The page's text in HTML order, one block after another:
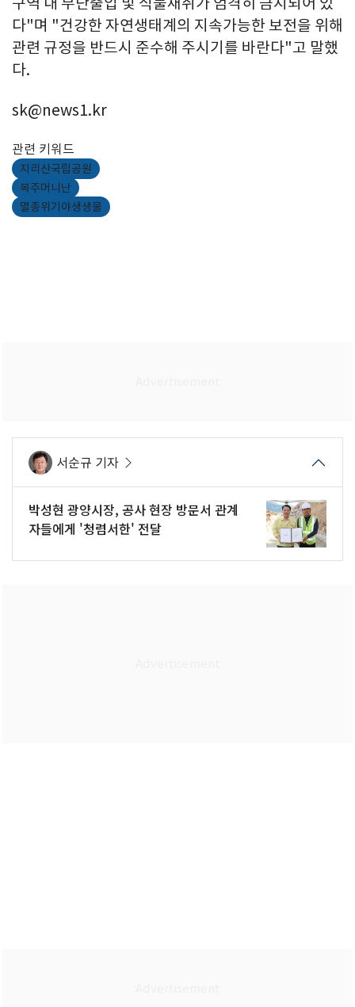
다"며 "건강한 자연생태계의 지속가능한 보전을 위해
관련 규정을 반드시 준수해 주시기를 바란다"고 말했
다.
sk@news1.kr
관련 키워드
지리산국립공원
복주머니난
멸종위기야생생물
서순규 기자
박성현 광양시장, 공사 현장 방문서 관계
자들에게 '청렴서한' 전달